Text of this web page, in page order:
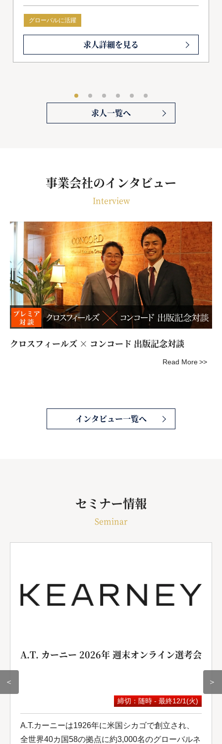
長戦略を描いています。
グローバルに活躍
求人詳細を見る
求人一覧へ
事業会社のインタビュー
Interview
クロスフィールズ × コンコード 出版記念対談
Read More
インタビュー一覧へ
セミナー情報
Seminar
＜
A.T. カーニー 2026年 週末オンライン選考会
締切：随時 - 最終12/1(火)
A.T.カーニーは1926年に米国シカゴで創立され、
全世界40カ国58の拠点に約3,000名のグローバルネ
＞